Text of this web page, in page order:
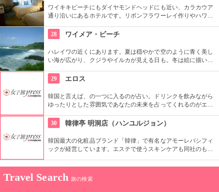
ワイキキビーチにもダイヤモンドヘッドにも近い、カラカウア
通り沿いにあるホテルです。リボンフラワーレイ作りやハワイ
ワイアンキルトの巨匠が作ったキルト型も買うことができま
す。
28 ワイメア・ビーチ
ハレイワの近くにあります。夏は穏やかで空のように青く美し
い海が広がり、クジラやイルカが見える日も。冬は絵に描いた
ァーたちが集まります。夕日が絶景なことでも知られていま
す。
29 エロス
韓国と言えば、の一つに入るのが占い。ドリンクを飲みながら
ゆったりとした雰囲気であなたの未来を占ってくれるのがエロ
30
韓律亭 明洞店（ハンユルジョン）
韓国最大の化粧品ブランド「韓律」で有名なアモーレパシフィ
ックが経営しています。エステで使うスキンケアも同社のもの
す。
Travel Search 旅の検索